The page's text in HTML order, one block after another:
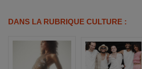
DANS LA RUBRIQUE CULTURE :